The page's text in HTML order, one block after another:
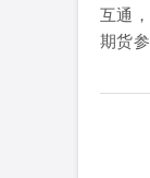
互通
期货